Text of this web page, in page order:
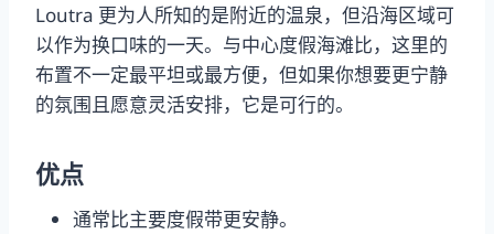
Loutra 更为人所知的是附近的温泉，但沿海区域可
以作为换口味的一天。与中心度假海滩比，这里的
布置不一定最平坦或最方便，但如果你想要更宁静
的氛围且愿意灵活安排，它是可行的。
优点
通常比主要度假带更安静。